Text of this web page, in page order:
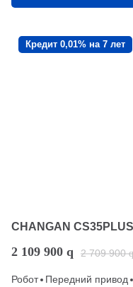
Кредит 0,01% на 7 лет
CHANGAN
2 109 900 q 2 709 900 q
Робот Передний привод